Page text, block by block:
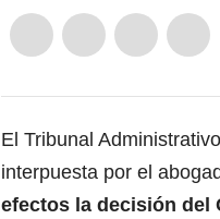
El Tribunal
interpuesta por el
efectos la decisión del